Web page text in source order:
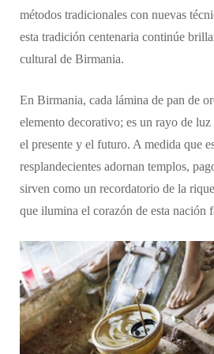
métodos tradicionales con nuevas
esta tradición centenaria continúe
cultural de Birmania.
En Birmania, cada lámina de pan de
elemento decorativo; es un rayo de luz
el presente y el futuro. A medida que
resplandecientes adornan templos,
sirven como un recordatorio de la
que ilumina el corazón de esta nación